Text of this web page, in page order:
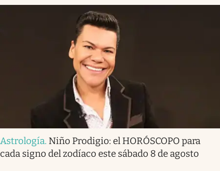
Astrología. Niño Prodigio: el HORÓSCOPO para
cada signo del zodíaco este sábado 8 de agosto